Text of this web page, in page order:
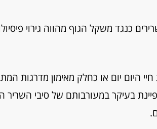
כנגד משקל הגוף מהווה גירוי
היום יום או כחלק מאימון מדרגות